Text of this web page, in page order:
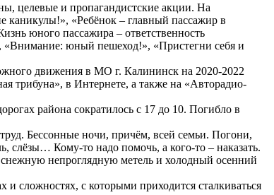
целевые и пропагандистские акции. На
каникулы!», «Ребёнок – главный пассажир в
юного пассажира – ответственность
«Внимание: юный пешеход!», «Пристегни себя и
движения в МО г. Калининск на 2020-2022
трибуна», в Интернете, а также на «Авторадио-
района сократилось с 17 до 10. Погибло в
Бессонные ночи, причём, всей семьи. Погони,
Кому-то надо помочь, а кого-то – наказать.
непроглядную метель и холодный осенний
сложностях, с которыми приходится сталкиваться